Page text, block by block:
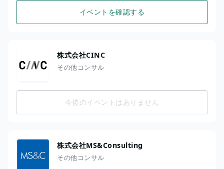
イベントを確認する
株式会社CINC
その他コンサル
今後のイベントはありません
株式会社MS&Consulting
その他コンサル